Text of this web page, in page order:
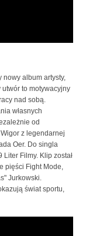
album artysty,
to motywacyjny
nad sobą.
własnych
od
z legendarnej
Oer. Do singla
Filmy. Klip został
pięści Fight Mode,
Jurkowski.
świat sportu,